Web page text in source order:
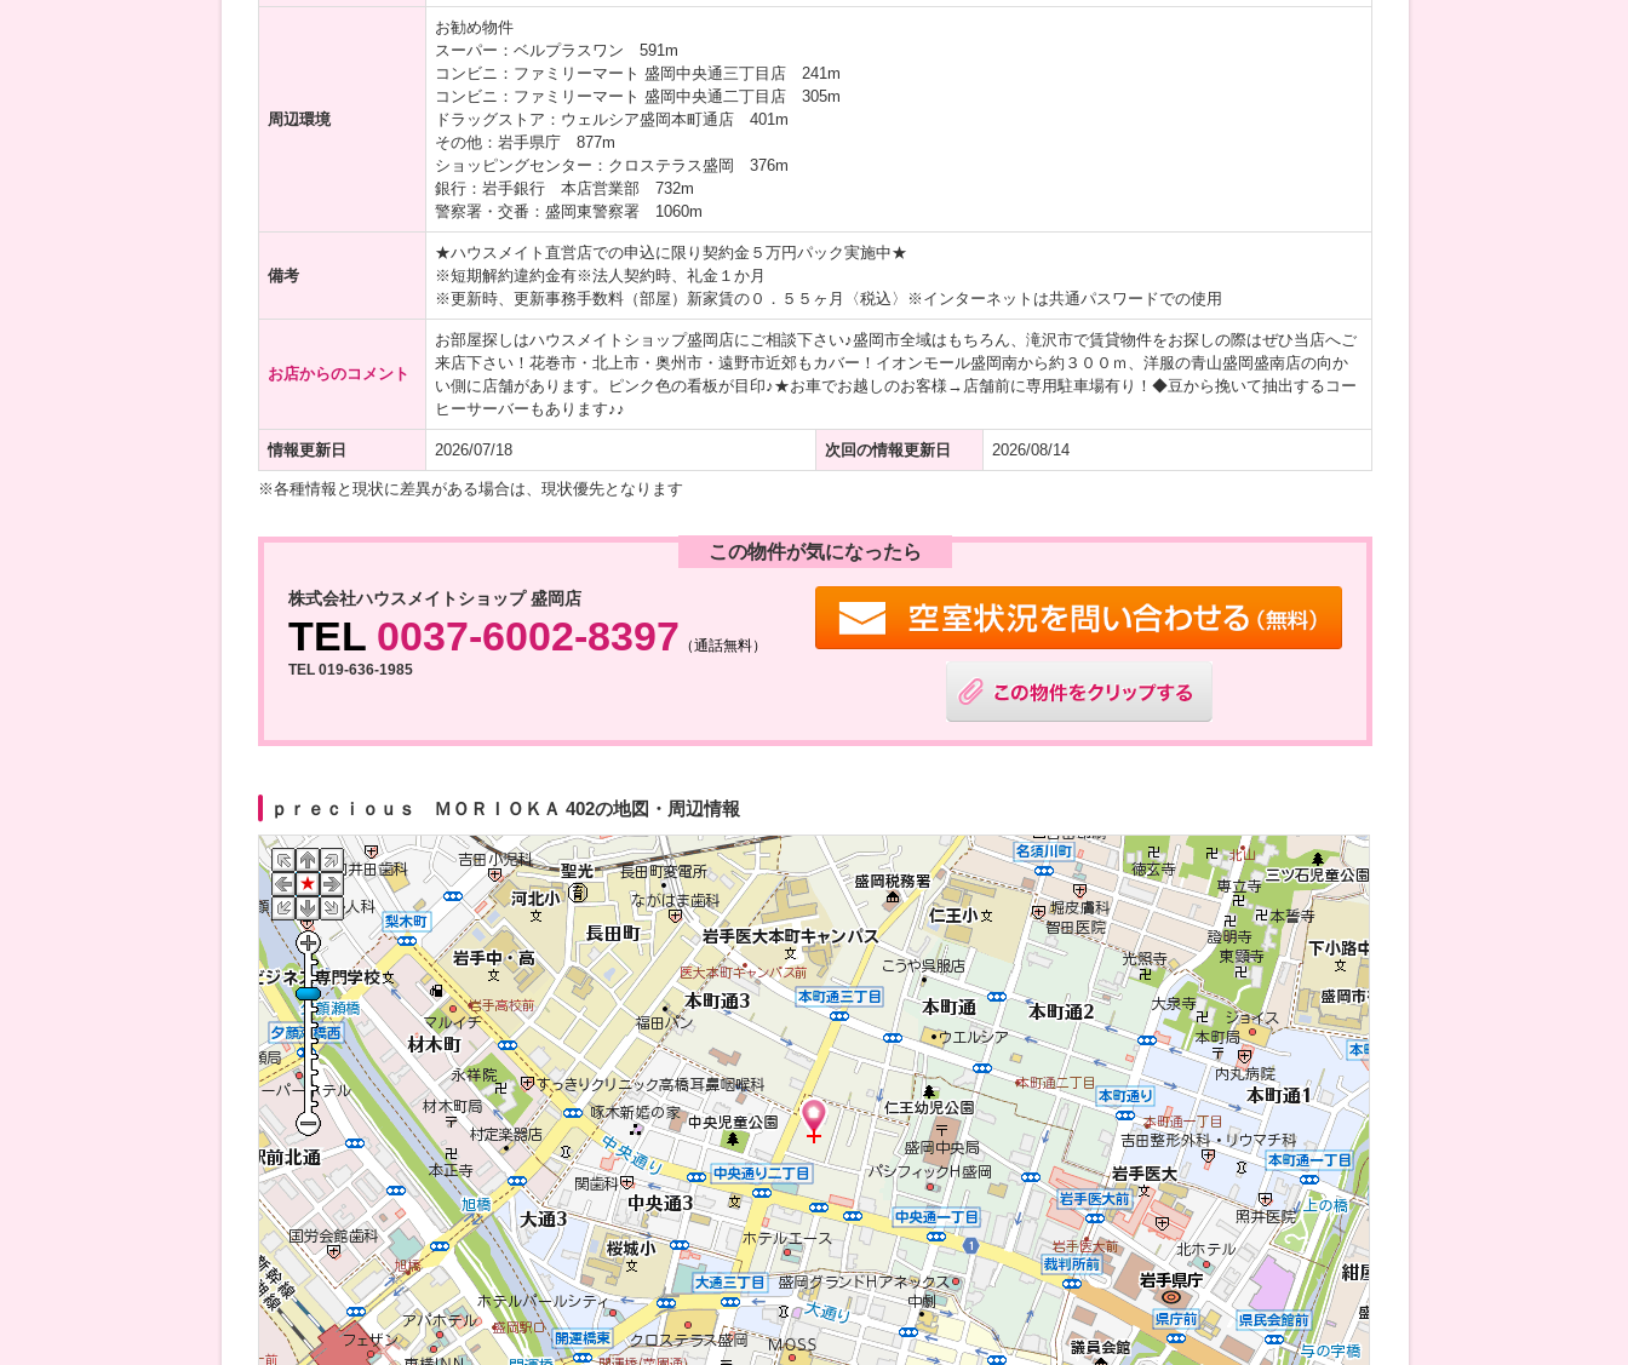
周辺環境
お勧め物件
スーパー：ベルプラスワン 591m
コンビニ：ファミリーマート 盛岡中央通三丁目店 241m
コンビニ：ファミリーマート 盛岡中央通二丁目店 305m
ドラッグストア：ウェルシア盛岡本町通店 401m
その他：岩手県庁 877m
ショッピングセンター：クロステラス盛岡 376m
銀行：岩手銀行 本店営業部 732m
警察署・交番：盛岡東警察署 1060m
備考
★ハウスメイト直営店での申込に限り契約金５万円パック実施中★
※短期解約違約金有※法人契約時、礼金１か月
※更新時、更新事務手数料（部屋）新家賃の０．５５ヶ月〈税込〉※インターネットは共通パスワードでの使用
お店からのコメント
お部屋探しはハウスメイトショップ盛岡店にご相談下さい♪盛岡市全域はもちろん、滝沢市で賃貸物件をお探しの際はぜひ当店へご
来店下さい！花巻市・北上市・奥州市・遠野市近郊もカバー！イオンモール盛岡南から約３００ｍ、洋服の青山盛岡盛南店の向か
い側に店舗があります。ピンク色の看板が目印♪★お車でお越しのお客様→店舗前に専用駐車場有り！◆豆から挽いて抽出するコー
ヒーサーバーもあります♪♪
情報更新日 2026/07/18 次回の情報更新日 2026/08/14
※各種情報と現状に差異がある場合は、現状優先となります
この物件が気になったら
株式会社ハウスメイトショップ 盛岡店
TEL 0037-6002-8397 （通話無料）
TEL 019-636-1985
ｐｒｅｃｉｏｕｓ ＭＯＲＩＯＫＡ 402の地図・周辺情報